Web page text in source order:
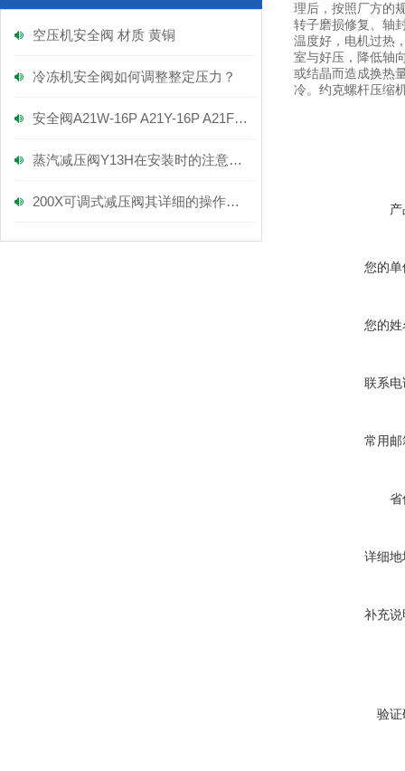
空压机安全阀 材质 黄铜
冷冻机安全阀如何调整整定压力？
安全阀A21W-16P A21Y-16P A21F-16P
蒸汽减压阀Y13H在安装时的注意事项！
200X可调式减压阀其详细的操作方法如下
理后，按照厂方的
转子磨损修复、轴
温度好，电机过热
室与好压，降低轴
或结晶而造成换热
冷。约克螺杆压缩
您的单
您的姓
联系电
常用邮
省
详细地
补充说
验证